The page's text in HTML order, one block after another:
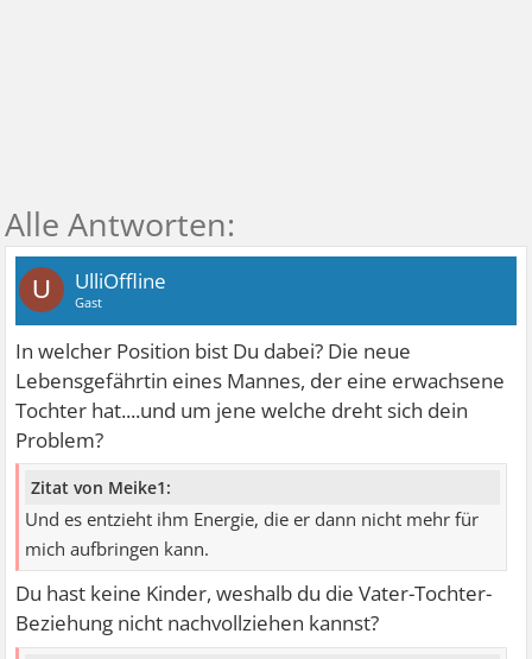
U UlliOffline
Gast
In welcher Position bist Du dabei? Die neue
Lebensgefährtin eines Mannes, der eine erwachsene
Tochter hat....und um jene welche dreht sich dein
Problem?
Zitat von Meike1:
Und es entzieht ihm Energie, die er dann nicht mehr für
mich aufbringen kann.
Du hast keine Kinder, weshalb du die Vater-Tochter-
Beziehung nicht nachvollziehen kannst?